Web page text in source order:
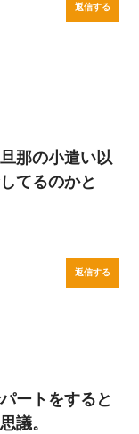
返信する
那の小遣い以
てるのかと
返信する
ートをすると
議。